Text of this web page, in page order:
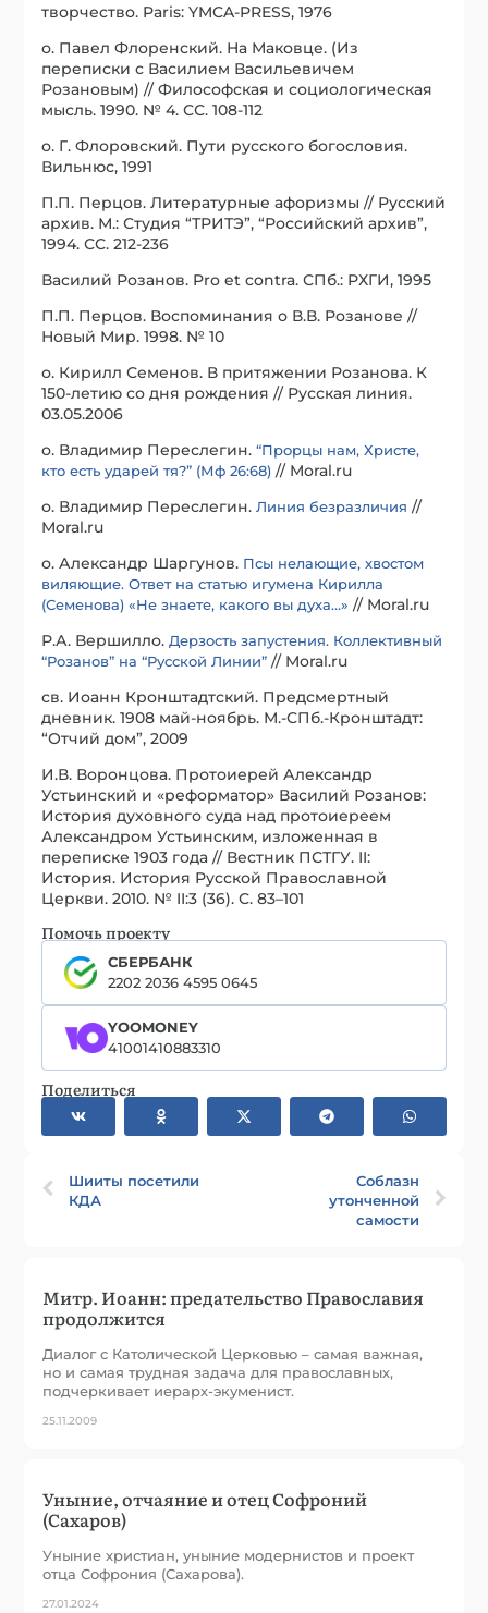
творчество. Paris: YMCA-PRESS, 1976
о. Павел Флоренский. На Маковце. (Из
переписки с Василием Васильевичем
Розановым) // Философская и социологическая
мысль. 1990. № 4. СС. 108-112
о. Г. Флоровский. Пути русского богословия.
Вильнюс, 1991
П.П. Перцов. Литературные афоризмы // Русский
архив. М.: Студия “ТРИТЭ”, “Российский архив”,
1994. СС. 212-236
Василий Розанов. Pro et contra. СПб.: РХГИ, 1995
П.П. Перцов. Воспоминания о В.В. Розанове //
Новый Мир. 1998. № 10
о. Кирилл Семенов. В притяжении Розанова. К
150-летию со дня рождения // Русская линия.
03.05.2006
о. Владимир Переслегин.“Прорцы нам, Христе,
кто есть ударей тя?” (Мф 26:68) // Moral.ru
о. Владимир Переслегин.Линия безразличия //
Moral.ru
о. Александр Шаргунов. Псы нелающие, хвостом
виляющие. Ответ на статью игумена Кирилла
(Семенова) «Не знаете, какого вы духа…» // Moral.ru
Р.А. Вершилло.Дерзость запустения. Коллективный
“Розанов” на “Русской Линии” // Moral.ru
св. Иоанн Кронштадтский. Предсмертный
дневник. 1908 май-ноябрь. М.-СПб.-Кронштадт:
“Отчий дом”, 2009
И.В. Воронцова. Протоиерей Александр
Устьинский и «реформатор» Василий Розанов:
История духовного суда над протоиереем
Александром Устьинским, изложенная в
переписке 1903 года // Вестник ПСТГУ. II:
История. История Русской Православной
Церкви. 2010. № II:3 (36). С. 83–101
Помочь проекту
СБЕРБАНК
2202 2036 4595 0645
YOOMONEY
41001410883310
Поделиться
Шииты посетили
КДА
Соблазн
утонченной
самости
Митр. Иоанн: предательство Православия
продолжится
Диалог с Католической Церковью – самая важная,
но и самая трудная задача для православных,
подчеркивает иерарх-экуменист.
25.11.2009
Уныние, отчаяние и отец Софроний
(Сахаров)
Уныние христиан, уныние модернистов и проект
отца Софрония (Сахарова).
27.01.2024